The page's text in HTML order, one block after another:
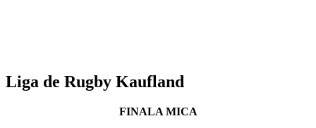
Liga de Rugby Kaufland
FINALA MICA